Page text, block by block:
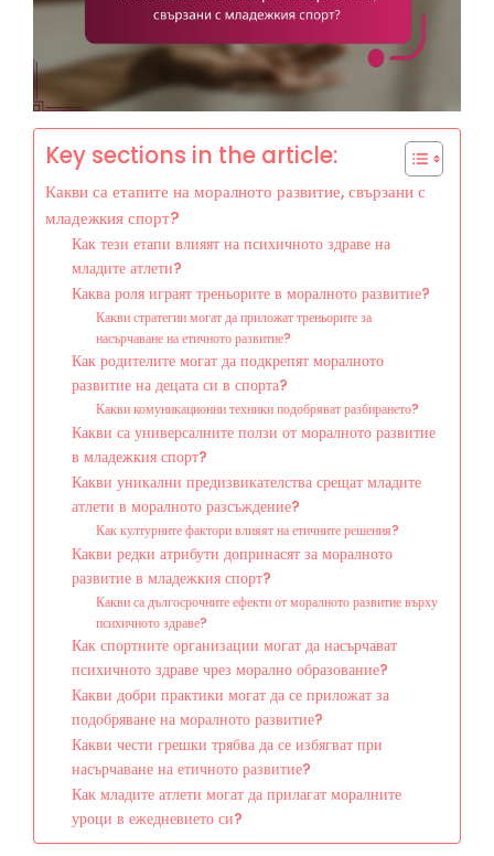
Key sections in the article:
Какви са етапите на моралното развитие, свързани с
младежкия спорт?
Как тези етапи влияят на психичното здраве на
младите атлети?
Каква роля играят треньорите в моралното развитие?
Какви стратегии могат да приложат треньорите за
насърчаване на етичното развитие?
Как родителите могат да подкрепят моралното
развитие на децата си в спорта?
Какви комуникационни техники подобряват разбирането?
Какви са универсалните ползи от моралното развитие
в младежкия спорт?
Какви уникални предизвикателства срещат младите
атлети в моралното разсъждение?
Как културните фактори влияят на етичните решения?
Какви редки атрибути допринасят за моралното
развитие в младежкия спорт?
Какви са дългосрочните ефекти от моралното развитие върху
психичното здраве?
Как спортните организации могат да насърчават
психичното здраве чрез морално образование?
Какви добри практики могат да се приложат за
подобряване на моралното развитие?
Какви чести грешки трябва да се избягват при
насърчаване на етичното развитие?
Как младите атлети могат да прилагат моралните
уроци в ежедневието си?